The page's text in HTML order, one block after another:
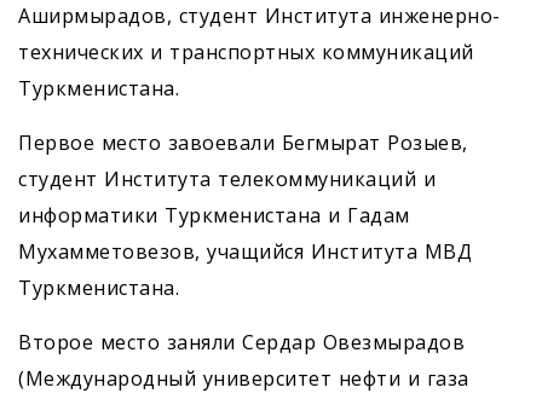
Аширмырадов, студент Института инженерно-
технических и транспортных коммуникаций
Туркменистана.
Первое место завоевали Бегмырат Розыев,
студент Института телекоммуникаций и
информатики Туркменистана и Гадам
Мухамметовезов, учащийся Института МВД
Туркменистана.
Второе место заняли Сердар Овезмырадов
(Международный университет нефти и газа